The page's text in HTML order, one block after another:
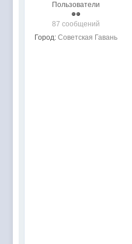
Пользователи
87 сообщений
Город: Советская Гавань